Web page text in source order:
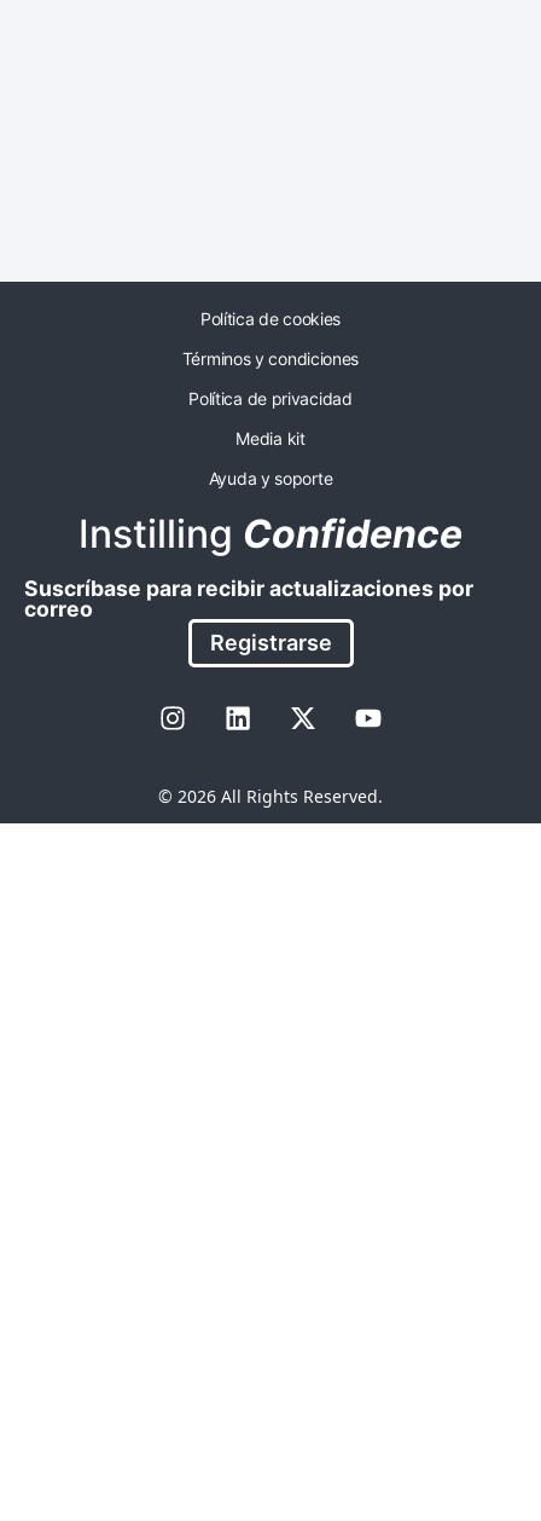
Política de cookies
Términos y condiciones
Política de privacidad
Media kit
Ayuda y soporte
Instilling Confidence
Suscríbase para recibir actualizaciones por
correo
Registrarse
© 2026 All Rights Reserved.